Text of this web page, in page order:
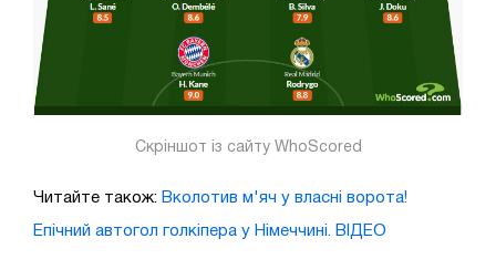
Скріншот із сайту WhoScored
Читайте також: Вколотив м'яч у власні ворота!
Епічний автогол голкіпера у Німеччині. ВІДЕО